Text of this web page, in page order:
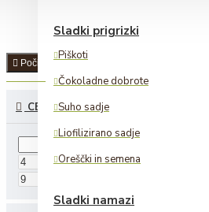
Sladki prigrizki
Piškoti
Čokoladne dobrote
Suho sadje
Liofilizirano sadje
Oreščki in semena
Sladki namazi
Počisti
CENA